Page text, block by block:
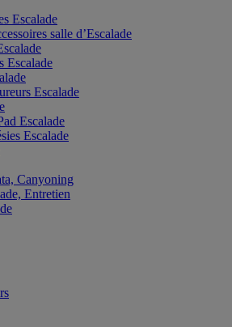
Escalade
salle d’Escalade
Escalade
Escalade
Escalade
Escalade
Canyoning
Entretien